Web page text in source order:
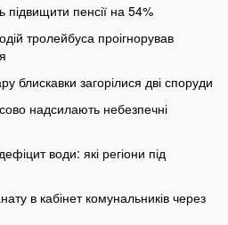
підвищити пенсії на 54%
тролейбуса проігнорував
блискавки загорілися дві споруди
надсилають небезпечні
води: які регіони під
в кабінет комунальників через